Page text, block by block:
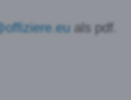
als pdf.